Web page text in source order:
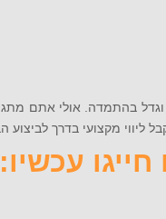
וגדל בהתמדה. אולי אתם
הבחירה הנכונה ביותר,
072-256-9079